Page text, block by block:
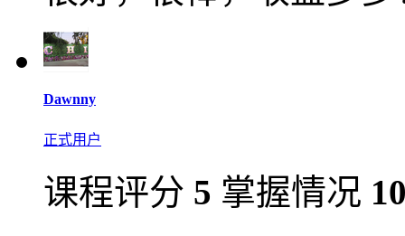
Dawnny
正式用户
课程评分 5 掌握情况